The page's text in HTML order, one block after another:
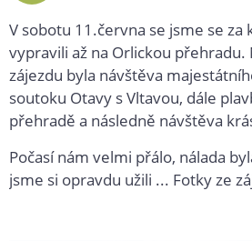
2022
V sobotu 11.června se jsme se za
vypravili až na Orlickou přehradu.
zájezdu byla návštěva
soutoku Otavy s Vltavou, dále
přehradě a následně návštěva
Počasí nám velmi přálo, nálada
jsme si opravdu užili ... Fotky ze